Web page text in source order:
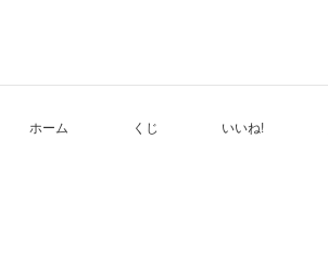
ホーム くじ いいね!